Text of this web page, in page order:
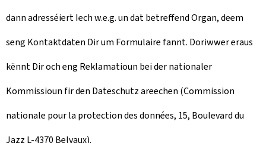
dann adresséiert Iech w.e.g. un dat betreffend Organ, deem
seng Kontaktdaten Dir um Formulaire fannt. Doriwwer eraus
kënnt Dir och eng Reklamatioun bei der nationaler
Kommissioun fir den Dateschutz areechen (Commission
nationale pour la protection des données, 15, Boulevard du
Jazz L-4370 Belvaux).